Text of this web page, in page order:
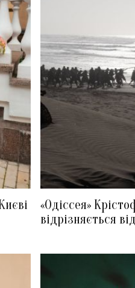
«Одіссея»
відрізняється